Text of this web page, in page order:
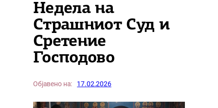
Недела на
Страшниот Суд и
Сретение
Господово
Објавено на: 17.02.2026